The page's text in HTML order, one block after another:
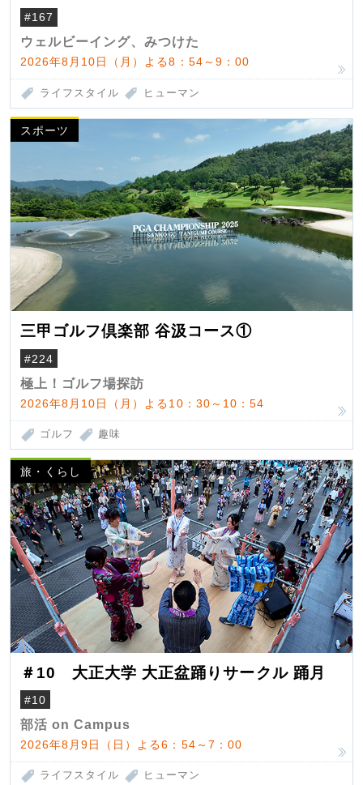
#167
ウェルビーイング、みつけた
2026年8月10日（月）よる8：54～9：00
ライフスタイル ヒューマン
スポーツ
三甲ゴルフ倶楽部 谷汲コース①
#224
極上！ゴルフ場探訪
2026年8月10日（月）よる10：30～10：54
ゴルフ 趣味
旅・くらし
＃10 大正大学 大正盆踊りサークル 踊月
#10
部活 on Campus
2026年8月9日（日）よる6：54～7：00
ライフスタイル ヒューマン